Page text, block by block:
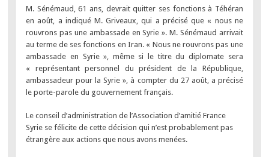
M. Sénémaud, 61 ans, devrait quitter ses fonctions à Téhéran
en août, a indiqué M. Griveaux, qui a précisé que « nous ne
rouvrons pas une ambassade en Syrie ». M. Sénémaud arrivait
au terme de ses fonctions en Iran. « Nous ne rouvrons pas une
ambassade en Syrie », même si le titre du diplomate sera
« représentant personnel du président de la République,
ambassadeur pour la Syrie », à compter du 27 août, a précisé
le porte-parole du gouvernement français.
Le conseil d’administration de l’Association d’amitié France
Syrie se félicite de cette décision qui n’est probablement pas
étrangère aux actions que nous avons menées.